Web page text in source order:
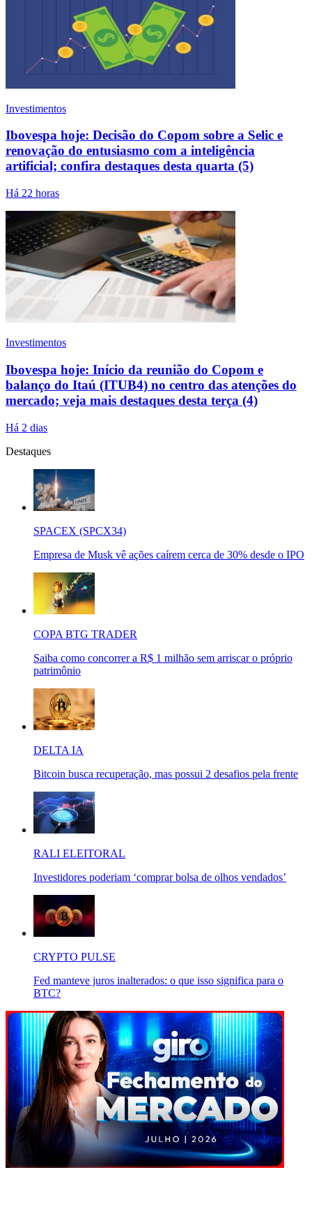
Investimentos
Ibovespa hoje: Decisão do Copom sobre a Selic e
renovação do entusiasmo com a inteligência
artificial; confira destaques desta quarta (5)
Há 22 horas
Investimentos
Ibovespa hoje: Início da reunião do Copom e
balanço do Itaú (ITUB4) no centro das atenções do
mercado; veja mais destaques desta terça (4)
Há 2 dias
Destaques
SPACEX (SPCX34)
Empresa de Musk vê ações caírem cerca de 30% desde o IPO
COPA BTG TRADER
Saiba como concorrer a R$ 1 milhão sem arriscar o próprio
patrimônio
DELTA IA
Bitcoin busca recuperação, mas possui 2 desafios pela frente
RALI ELEITORAL
Investidores poderiam ‘comprar bolsa de olhos vendados’
CRYPTO PULSE
Fed manteve juros inalterados: o que isso significa para o
BTC?